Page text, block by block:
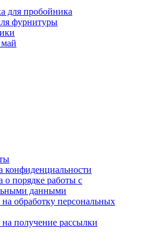
для пробойника
фурнитуры
конфиденциальности
о порядке работы с
данными
на обработку персональных
на получение рассылки